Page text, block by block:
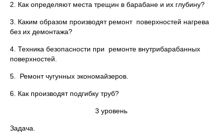
2. Как определяют места трещин в барабане и их глубину?
3. Каким образом производят ремонт поверхностей нагрева
без их демонтажа?
4. Техника безопасности при ремонте внутрибарабанных
поверхностей.
5. Ремонт чугунных экономайзеров.
6. Как производят подгибку труб?
3 уровень
Задача.